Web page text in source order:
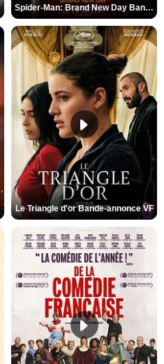
Spider-Man: Brand New Day Bande-annonce VO STFR
Le Triangle d'or Bande-annonce VF